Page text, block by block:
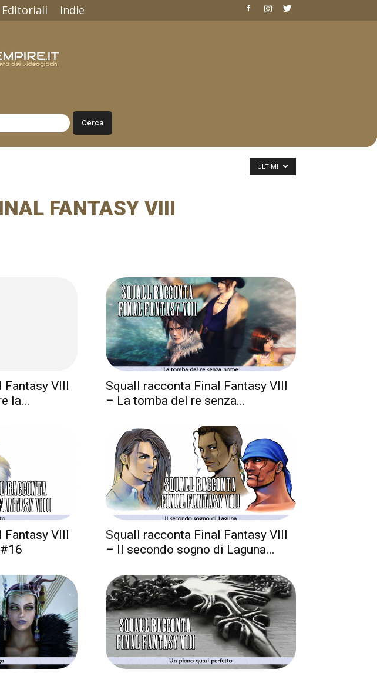
Editoriali Indie
FANTASY VIII
ULTIMI
VIII
la...
Squall racconta Final Fantasy VIII
– La tomba del re senza...
VIII
Squall racconta Final Fantasy VIII
– Il secondo sogno di Laguna...